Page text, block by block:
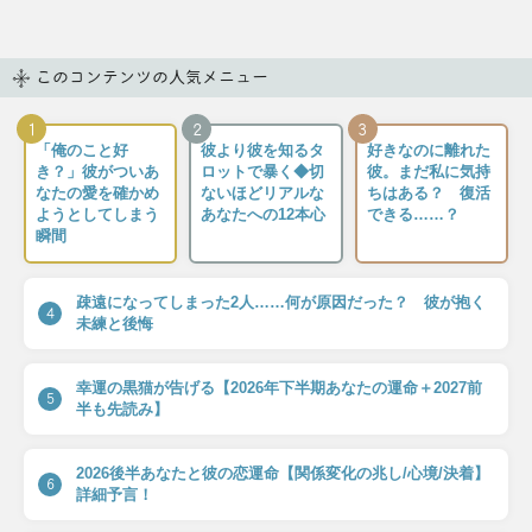
このコンテンツの人気メニュー
1
「俺のこと好
き？」彼がついあ
なたの愛を確かめ
ようとしてしまう
瞬間
2
彼より彼を知るタ
ロットで暴く◆切
ないほどリアルな
あなたへの12本心
3
好きなのに離れた
彼。まだ私に気持
ちはある？ 復活
できる……？
4
疎遠になってしまった2人……何が原因だった？ 彼が抱く
未練と後悔
5
幸運の黒猫が告げる【2026年下半期あなたの運命＋2027前
半も先読み】
6
2026後半あなたと彼の恋運命【関係変化の兆し/心境/決着】
詳細予言！